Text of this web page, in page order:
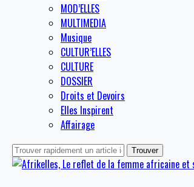
MOD’ELLES
MULTIMEDIA
Musique
CULTUR’ELLES
CULTURE
DOSSIER
Droits et Devoirs
Elles Inspirent
Affairage